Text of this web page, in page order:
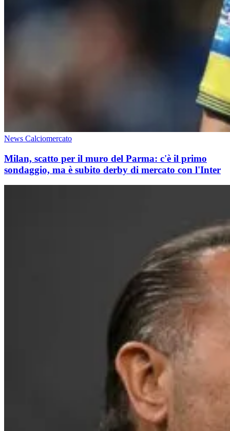
News Calciomercato
Milan, scatto per il muro del Parma: c'è il primo
sondaggio, ma è subito derby di mercato con l'Inter